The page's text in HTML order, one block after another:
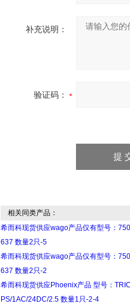
补充说明：
验证码：
相关同类产品：
希而科现货供应wago产品仅有型号：
637 数量2只-5
希而科现货供应wago产品仅有型号：
637 数量2只-2
希而科现货供应Phoenix产品 型号：
PS/1AC/24DC/2.5 数量1只-2-4